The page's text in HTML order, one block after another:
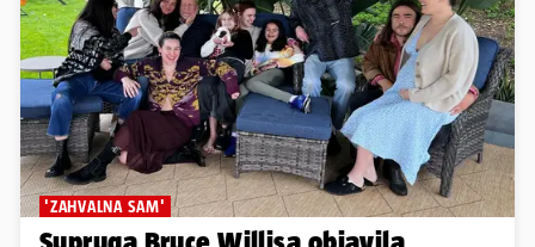
'ZAHVALNA SAM'